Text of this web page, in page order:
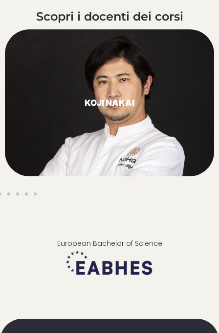
Scopri i docenti dei corsi
KOJI NAKAI
European Bachelor of Science